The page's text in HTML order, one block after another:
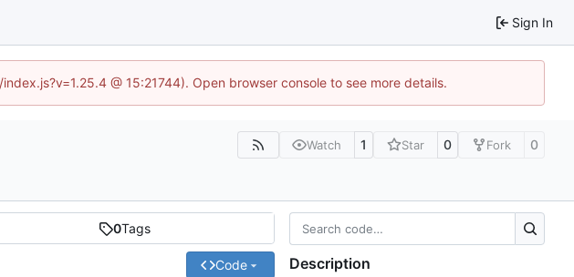
Sign In
@ 15:21744). Open browser console to see more details.
Watch 1 Star 0 Fork 0
0Tags
Code Description